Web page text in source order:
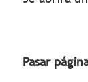
Pasar